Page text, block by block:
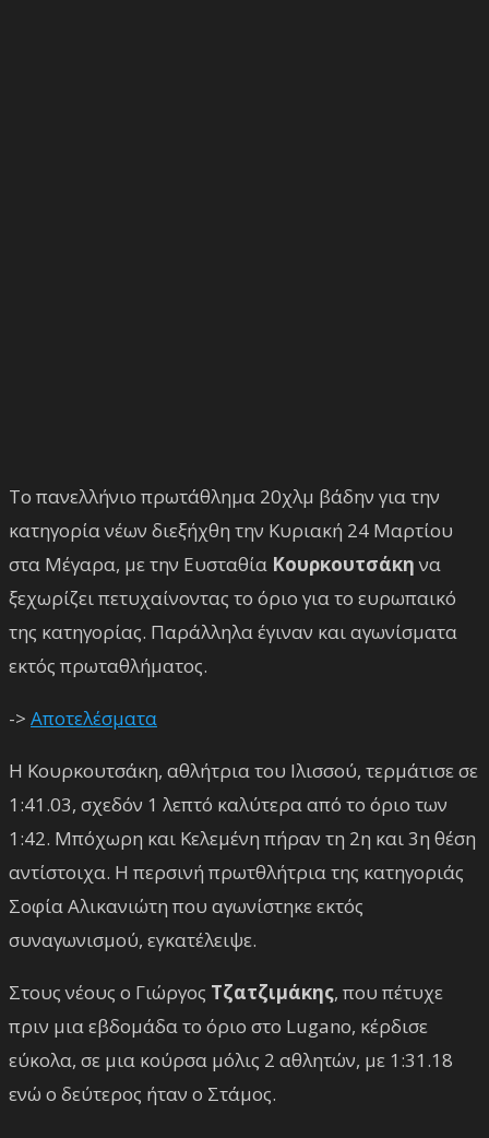
Το πανελλήνιο πρωτάθλημα 20χλμ βάδην για την
κατηγορία νέων διεξήχθη την Κυριακή 24 Μαρτίου
στα Μέγαρα, με την Ευσταθία Κουρκουτσάκηνα
ξεχωρίζει πετυχαίνοντας το όριο για το ευρωπαικό
της κατηγορίας. Παράλληλα έγιναν και αγωνίσματα
εκτός πρωταθλήματος.
-> Αποτελέσματα
Η Κουρκουτσάκη, αθλήτρια του Ιλισσού, τερμάτισε σε
1:41.03, σχεδόν 1 λεπτό καλύτερα από το όριο των
1:42. Μπόχωρη και Κελεμένη πήραν τη 2η και 3η θέση
αντίστοιχα. Η περσινή πρωτθλήτρια της κατηγοριάς
Σοφία Αλικανιώτη που αγωνίστηκε εκτός
συναγωνισμού, εγκατέλειψε.
Στους νέους ο Γιώργος Τζατζιμάκης, που πέτυχε
πριν μια εβδομάδα το όριο στο Lugano, κέρδισε
εύκολα, σε μια κούρσα μόλις 2 αθλητών, με 1:31.18
ενώ ο δεύτερος ήταν ο Στάμος.